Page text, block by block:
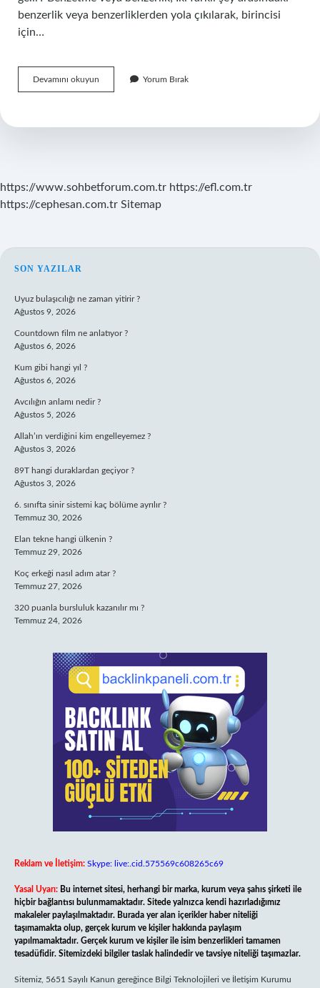
benzerlik veya benzerliklerden yola çıkılarak, birincisi
için…
Devamını okuyun
Nakıs
Yorum Bırak
https://www.sohbetforum.com.tr https://efl.com.tr
https://cephesan.com.tr Sitemap
SIDEBAR
SON YAZILAR
Uyuz bulaşıcılığı ne zaman yitirir ?
Ağustos 9, 2026
Countdown film ne anlatıyor ?
Ağustos 6, 2026
Kum gibi hangi yıl ?
Ağustos 6, 2026
Avcılığın anlamı nedir ?
Ağustos 5, 2026
Allah’ın verdiğini kim engelleyemez ?
Ağustos 3, 2026
89T hangi duraklardan geçiyor ?
Ağustos 3, 2026
6. sınıfta sinir sistemi kaç bölüme ayrılır ?
Temmuz 30, 2026
Elan tekne hangi ülkenin ?
Temmuz 29, 2026
Koç erkeği nasıl adım atar ?
Temmuz 27, 2026
320 puanla bursluluk kazanılır mı ?
Temmuz 24, 2026
Reklam ve İletişim: Skype: live:.cid.575569c608265c69
Yasal Uyarı: Bu internet sitesi, herhangi bir marka, kurum veya şahıs şirketi ile
hiçbir bağlantısı bulunmamaktadır. Sitede yalnızca kendi hazırladığımız
makaleler paylaşılmaktadır. Burada yer alan içerikler haber niteliği
taşımamakta olup, gerçek kurum ve kişiler hakkında paylaşım
yapılmamaktadır. Gerçek kurum ve kişiler ile isim benzerlikleri tamamen
tesadüfidir. Sitemizdeki bilgiler taslak halindedir ve tavsiye niteliği taşımazlar.
Sitemiz, 5651 Sayılı Kanun gereğince Bilgi Teknolojileri ve İletişim Kurumu